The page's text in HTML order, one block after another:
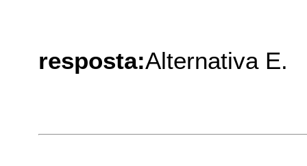
resposta:Alternativa E.